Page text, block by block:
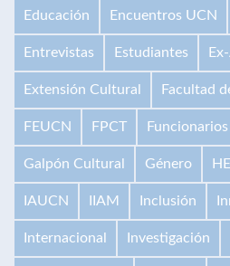
Educación Encuentros UCN
Entrevistas Estudiantes
Extensión Cultural Facultad
FEUCN FPCT Funcionarios
Galpón Cultural Género
IAUCN IIAM Inclusión
Internacional Investigación